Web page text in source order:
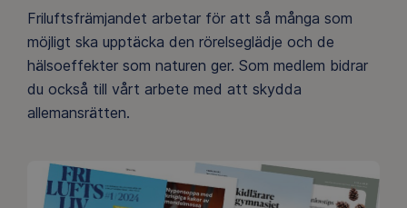
Friluftsfrämjandet arbetar för att så många som
möjligt ska upptäcka den rörelseglädje och de
hälsoeffekter som naturen ger. Som medlem bidrar
du också till vårt arbete med att skydda
allemansrätten.